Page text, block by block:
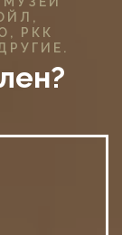
РКК